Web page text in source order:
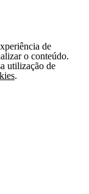
de
o conteúdo.
utilização de
.